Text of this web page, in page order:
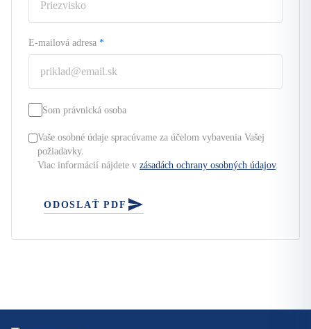
E-mailová adresa *
Som právnická osoba
Vaše osobné údaje spracúvame za účelom vybavenia Vašej
požiadavky.
Viac informácií nájdete v zásadách ochrany osobných údajov.
ODOSLAŤ PDF